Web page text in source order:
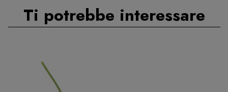
Ti potrebbe interessare